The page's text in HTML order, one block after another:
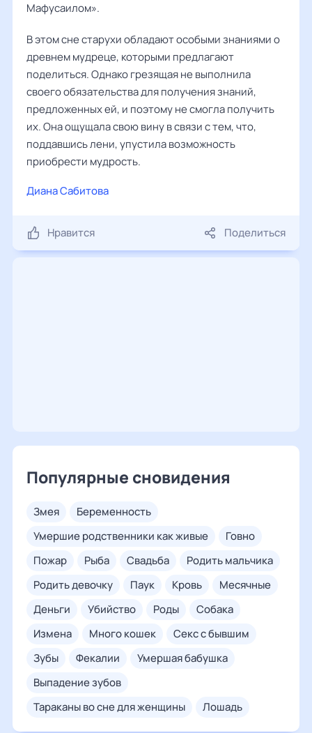
Мафусаилом».
В этом сне старухи обладают особыми знаниями о
древнем мудреце, которыми предлагают
поделиться. Однако грезящая не выполнила
своего обязательства для получения знаний,
предложенных ей, и поэтому не смогла получить
их. Она ощущала свою вину в связи с тем, что,
поддавшись лени, упустила возможность
приобрести мудрость.
Диана Сабитова
Нравится Поделиться
Популярные сновидения
змея
беременность
умершие родственники как живые
говно
пожар
рыба свадьба
родить мальчика
родить девочку
паук кровь
месячные
деньги
убийство роды
собака
измена
много кошек
секс с бывшим
зубы
фекалии
умершая бабушка
выпадение зубов
тараканы во сне для женщины
лошадь